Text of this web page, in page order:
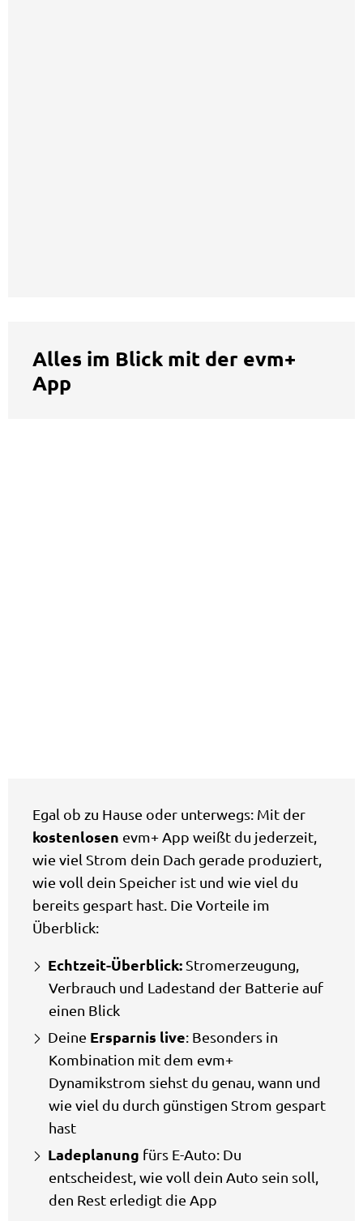
Alles im Blick mit der evm+
App
Egal ob zu Hause oder unterwegs: Mit der
kostenlosen evm+ App weißt du jederzeit,
wie viel Strom dein Dach gerade produziert,
wie voll dein Speicher ist und wie viel du
bereits gespart hast. Die Vorteile im
Überblick:
Echtzeit-Überblick: Stromerzeugung,
Verbrauch und Ladestand der Batterie auf
einen Blick
Deine Ersparnis live: Besonders in
Kombination mit dem evm+
Dynamikstrom siehst du genau, wann und
wie viel du durch günstigen Strom gespart
hast
Ladeplanung fürs E-Auto: Du
entscheidest, wie voll dein Auto sein soll,
den Rest erledigt die App